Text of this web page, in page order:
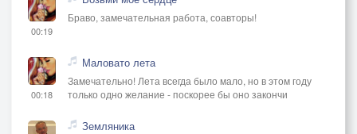
00:19
Браво, замечательная работа, соавторы!
00:18
Маловато лета
Замечательно! Лета всегда было мало, но в этом году
только одно желание - поскорее бы оно закончи
Земляника